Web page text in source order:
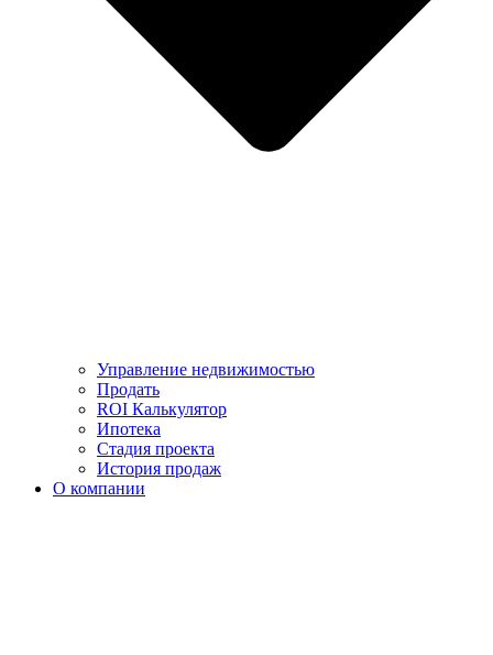
Управление недвижимостью
Продать
ROI Калькулятор
Ипотека
Стадия проекта
История продаж
О компании